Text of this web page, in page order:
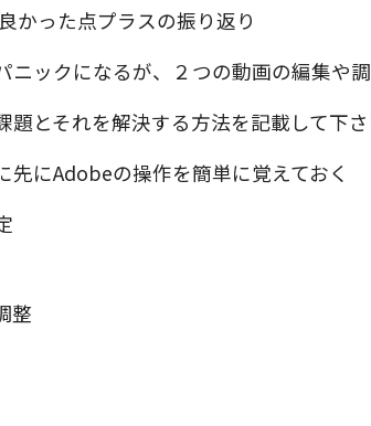
かった点プラスの振り返り
ニックになるが、２つの動画の編集や
とそれを解決する方法を記載して下さ
先にAdobeの操作を簡単に覚えておく
整